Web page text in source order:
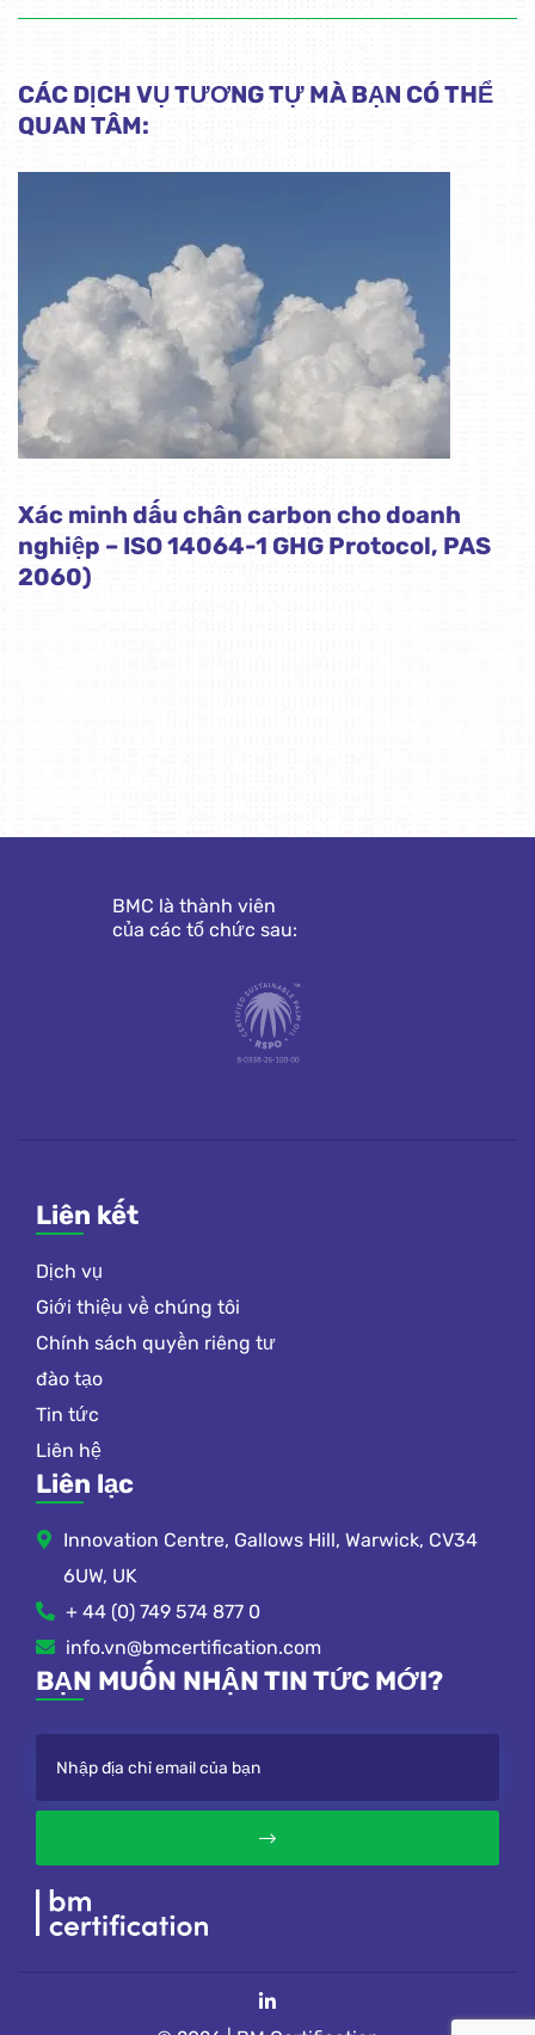
CÁC DỊCH VỤ TƯƠNG TỰ MÀ BẠN CÓ THỂ
QUAN TÂM:
Xác minh dấu chân carbon cho doanh
nghiệp – ISO 14064-1 GHG Protocol, PAS
2060)
BMC là thành viên
của các tổ chức sau:
Liên kết
Dịch vụ
Giới thiệu về chúng tôi
Chính sách quyền riêng tư
đào tạo
Tin tức
Liên hệ
Liên lạc
Innovation Centre, Gallows Hill, Warwick, CV34
6UW, UK
+ 44 (0) 749 574 877 0
info.vn@bmcertification.com
BẠN MUỐN NHẬN TIN TỨC MỚI?